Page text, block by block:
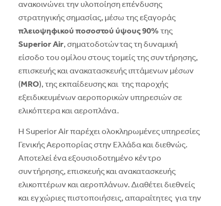
ανακοινώνει την υλοποίηση επένδυσης
στρατηγικής σημασίας, μέσω της εξαγοράς
πλειοψηφικού ποσοστού ύψους 90% της
Superior Air, σηματοδοτώντας τη δυναμική
είσοδο του ομίλου στους τομείς της συντήρησης,
επισκευής και ανακατασκευής ιπτάμενων μέσων
(MRO), της εκπαίδευσης και της παροχής
εξειδικευμένων αεροπορικών υπηρεσιών σε
ελικόπτερα και αεροπλάνα.
Η Superior Air παρέχει ολοκληρωμένες υπηρεσίες
Γενικής Αεροπορίας στην Ελλάδα και διεθνώς.
Αποτελεί ένα εξουσιοδοτημένο κέντρο
συντήρησης, επισκευής και ανακατασκευής
ελικοπτέρων και αεροπλάνων. Διαθέτει διεθνείς
και εγχώριες πιστοποιήσεις, απαραίτητες για την